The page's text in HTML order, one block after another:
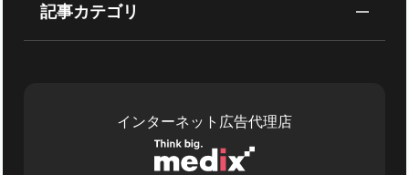
記事カテゴリ
インターネット広告代理店